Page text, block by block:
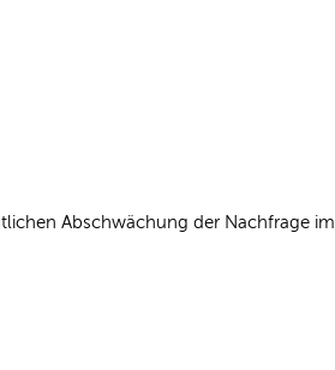
Abschwächung der Nachfrage im